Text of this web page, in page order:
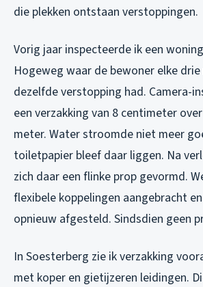
die plekken ontstaan verstoppingen.
Vorig jaar inspecteerde ik een
Hogeweg waar de bewoner elke
dezelfde verstopping had. Camera-
een verzakking van 8 centimeter
meter. Water stroomde niet meer
toiletpapier bleef daar liggen. Na
zich daar een flinke prop gevormd.
flexibele koppelingen aangebracht
opnieuw afgesteld. Sindsdien geen
In Soesterberg zie ik verzakking
met koper en gietijzeren leidingen.